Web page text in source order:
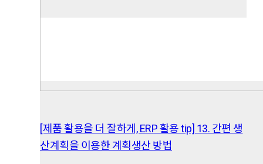
[제품 활용을 더 잘하게, ERP 활용 tip] 13. 간편 생
산계획을 이용한 계획생산 방법